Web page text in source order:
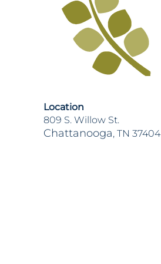
Location
809 S. Willow St.
Chattanooga, TN 37404